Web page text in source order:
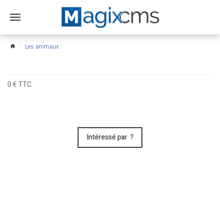
Ouvrir
menu
home Les animaux
0€TTC
Intéressé par ?